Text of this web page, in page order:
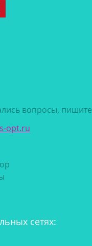
вопросы, пишите
opt.ru
сетях: